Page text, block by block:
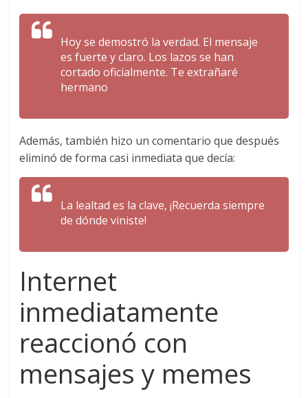
Hoy se demostró la verdad. El mensaje
es fuerte y claro. Los lazos se han
cortado oficialmente. Te extrañaré
hermano
Además, también hizo un comentario que después
eliminó de forma casi inmediata que decía:
La lealtad es la clave, ¡Recuerda siempre
de dónde viniste!
Internet
inmediatamente
reaccionó con
mensajes y memes